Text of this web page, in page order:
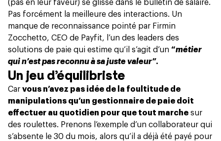
(pas en leur faveur) se glisse dans le bulletin de salaire.
Pas forcément la meilleure des interactions. Un
manque de reconnaissance pointé par Firmin
Zocchetto, CEO de Payfit, l’un des leaders des
solutions de paie qui estime qu’il s’agit d’un “métier
qui n’est pas reconnu à sa juste valeur”.
Un jeu d’équilibriste
Car vous n’avez pas idée de la foultitude de
manipulations qu’un gestionnaire de paie doit
effectuer au quotidien pour que tout marche sur
des roulettes. Prenons l’exemple d’un collaborateur qui
s’absente le 30 du mois, alors qu’il a déjà été payé pour